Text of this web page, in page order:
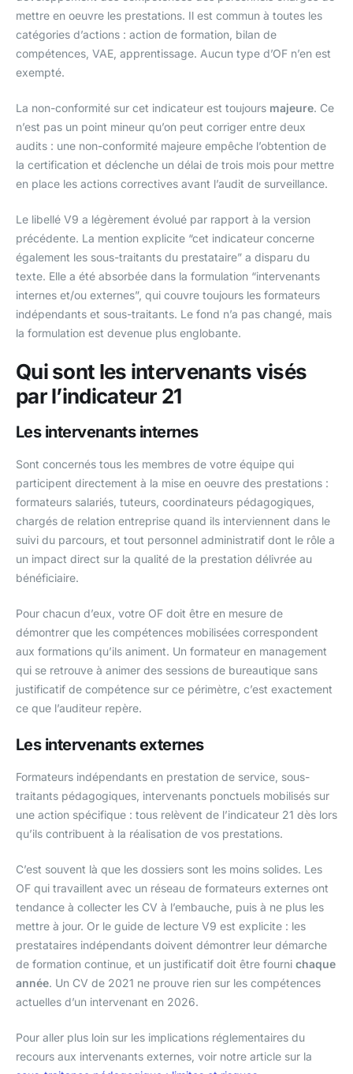
mettre en oeuvre les prestations. Il est commun à toutes les
catégories d’actions : action de formation, bilan de
compétences, VAE, apprentissage. Aucun type d’OF n’en est
exempté.
La non-conformité sur cet indicateur est toujours majeure. Ce
n’est pas un point mineur qu’on peut corriger entre deux
audits : une non-conformité majeure empêche l’obtention de
la certification et déclenche un délai de trois mois pour mettre
en place les actions correctives avant l’audit de surveillance.
Le libellé V9 a légèrement évolué par rapport à la version
précédente. La mention explicite “cet indicateur concerne
également les sous-traitants du prestataire” a disparu du
texte. Elle a été absorbée dans la formulation “intervenants
internes et/ou externes”, qui couvre toujours les formateurs
indépendants et sous-traitants. Le fond n’a pas changé, mais
la formulation est devenue plus englobante.
Qui sont les intervenants visés
par l’indicateur 21
Les intervenants internes
Sont concernés tous les membres de votre équipe qui
participent directement à la mise en oeuvre des prestations :
formateurs salariés, tuteurs, coordinateurs pédagogiques,
chargés de relation entreprise quand ils interviennent dans le
suivi du parcours, et tout personnel administratif dont le rôle a
un impact direct sur la qualité de la prestation délivrée au
bénéficiaire.
Pour chacun d’eux, votre OF doit être en mesure de
démontrer que les compétences mobilisées correspondent
aux formations qu’ils animent. Un formateur en management
qui se retrouve à animer des sessions de bureautique sans
justificatif de compétence sur ce périmètre, c’est exactement
ce que l’auditeur repère.
Les intervenants externes
Formateurs indépendants en prestation de service, sous-
traitants pédagogiques, intervenants ponctuels mobilisés sur
une action spécifique : tous relèvent de l’indicateur 21 dès lors
qu’ils contribuent à la réalisation de vos prestations.
C’est souvent là que les dossiers sont les moins solides. Les
OF qui travaillent avec un réseau de formateurs externes ont
tendance à collecter les CV à l’embauche, puis à ne plus les
mettre à jour. Or le guide de lecture V9 est explicite : les
prestataires indépendants doivent démontrer leur démarche
de formation continue, et un justificatif doit être fourni chaque
année. Un CV de 2021 ne prouve rien sur les compétences
actuelles d’un intervenant en 2026.
Pour aller plus loin sur les implications réglementaires du
recours aux intervenants externes, voir notre article sur la